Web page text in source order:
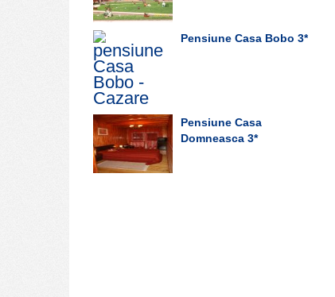
Pensiune Casa Bobo 3*
Pensiune Casa
Domneasca 3*